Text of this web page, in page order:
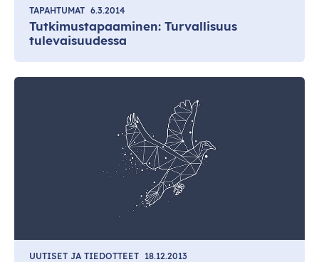
TAPAHTUMAT 6.3.2014
Tutkimustapaaminen: Turvallisuus
tulevaisuudessa
UUTISET JA TIEDOTTEET 18.12.2013